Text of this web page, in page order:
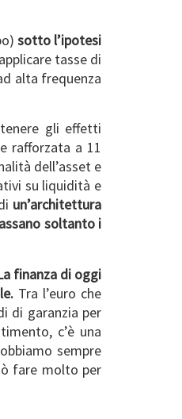
sotto l’ipotesi
tasse di
alta frequenza
gli effetti
rafforzata a 11
dell’asset e
su liquidità e
un’architettura
soltanto i
finanza di oggi
Tra l’euro che
di garanzia per
c’è una
sempre
fare molto per